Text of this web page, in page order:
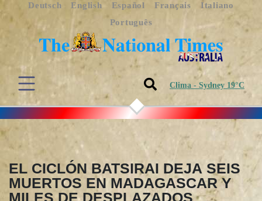
Deutsch English Español Français
Italiano
Português
Clima - Sydney 19°C
EL CICLÓN BATSIRAI DEJA SEIS
MUERTOS EN MADAGASCAR Y
MILES DE DESPLAZADOS